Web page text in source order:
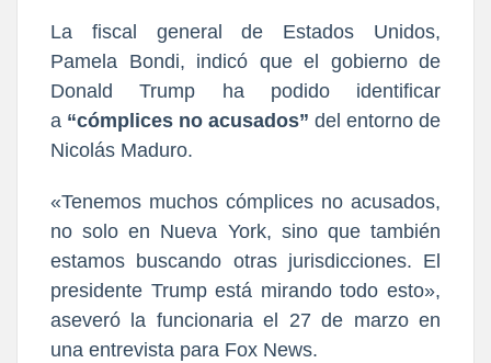
La fiscal general de Estados Unidos,
Pamela Bondi, indicó que el gobierno de
Donald Trump ha podido identificar
a “cómplices no acusados” del entorno de
Nicolás Maduro.
«Tenemos muchos cómplices no acusados,
no solo en Nueva York, sino que también
estamos buscando otras jurisdicciones. El
presidente Trump está mirando todo esto»,
aseveró la funcionaria el 27 de marzo en
una entrevista para Fox News.